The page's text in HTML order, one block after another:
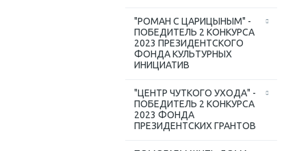
"РОМАН С ЦАРИЦЫНЫМ" -
ПОБЕДИТЕЛЬ 2 КОНКУРСА
2023 ПРЕЗИДЕНТСКОГО
ФОНДА КУЛЬТУРНЫХ
ИНИЦИАТИВ
"ЦЕНТР ЧУТКОГО УХОДА" -
ПОБЕДИТЕЛЬ 2 КОНКУРСА
2023 ФОНДА
ПРЕЗИДЕНТСКИХ ГРАНТОВ